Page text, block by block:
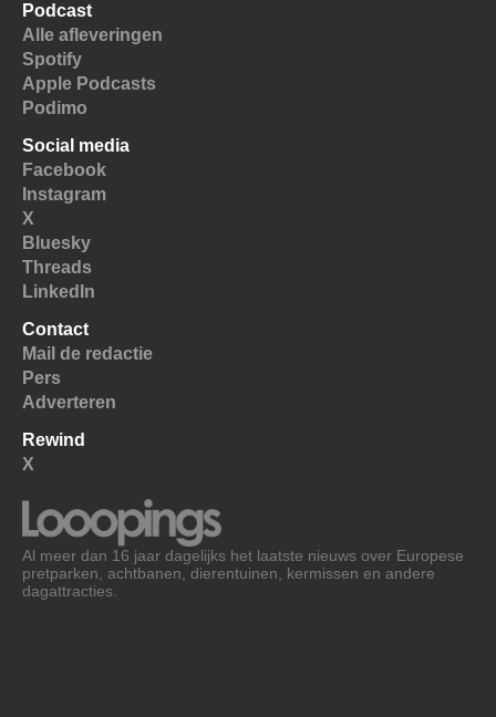
Podcast
Alle afleveringen
Spotify
Apple Podcasts
Podimo
Social media
Facebook
Instagram
X
Bluesky
Threads
LinkedIn
Contact
Mail de redactie
Pers
Adverteren
Rewind
X
Al meer dan 16 jaar dagelijks het laatste nieuws over Europese
pretparken, achtbanen, dierentuinen, kermissen en andere
dagattracties.